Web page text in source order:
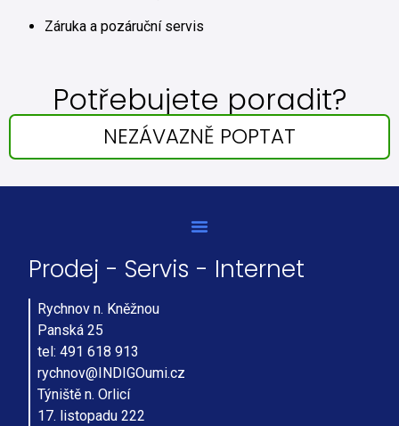
Záruka a pozáruční servis
Potřebujete poradit?
NEZÁVAZNĚ POPTAT
Prodej - Servis - Internet
Rychnov n. Kněžnou
Panská 25
tel: 491 618 913
rychnov@INDIGOumi.cz
Týniště n. Orlicí
17. listopadu 222